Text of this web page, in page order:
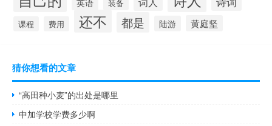
装备
课程 费用 还不 都是 陆游 黄庭坚
猜你想看的文章
“高田种小麦”的出处是哪里
中加学校学费多少啊